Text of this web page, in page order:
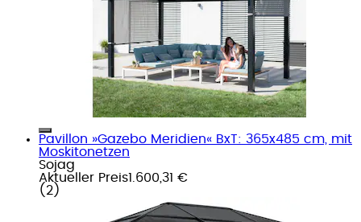
Pavillon »Gazebo Meridien« BxT: 365x485 cm, mit
Moskitonetzen
Sojag
Aktueller Preis1.600,31 €
( 2 )